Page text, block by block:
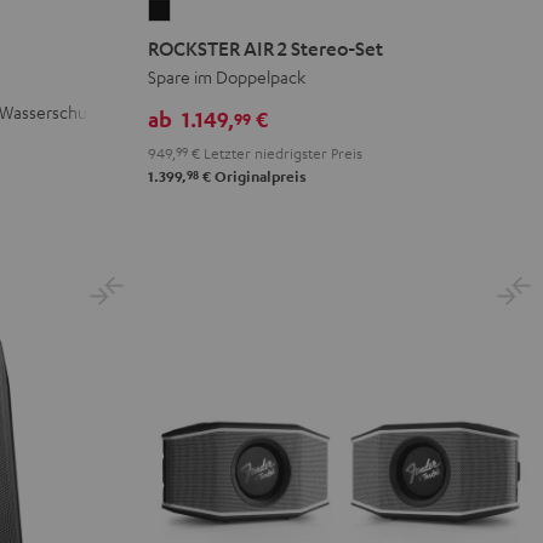
AIR
Set
Schwarz
ROCKSTER AIR 2 Stereo-Set
Spare im Doppelpack
ab 1.149,99 €
949, 99 € Letzter niedrigster Preis
1.399,98 € Originalpreis